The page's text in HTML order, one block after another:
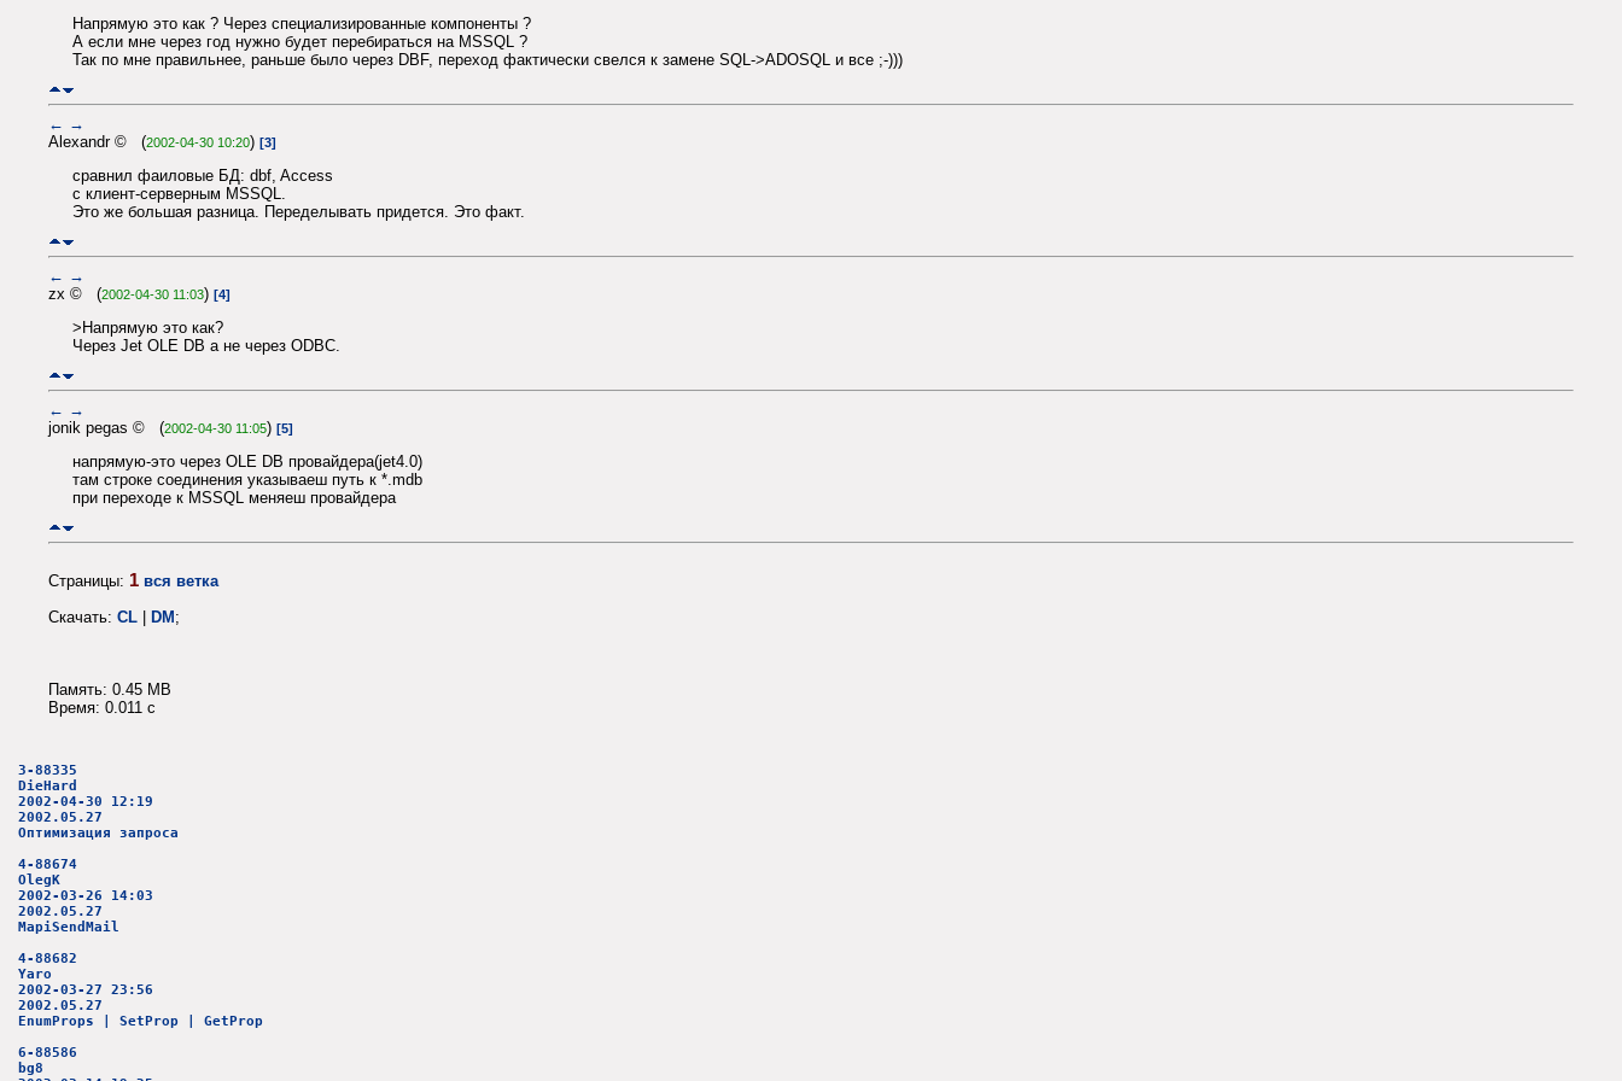
Напрямую это как ? Через специализированные компоненты ?
А если мне через год нужно будет перебираться на MSSQL ?
Так по мне правильнее, раньше было через DBF, переход фактически свелся к замене SQL->ADOSQL и все ;-)))
← →
Alexandr © (2002-04-30 10:20) [3]
сравнил фаиловые БД: dbf, Access
с клиент-серверным MSSQL.
Это же большая разница. Переделывать придется. Это факт.
← →
zx © (2002-04-30 11:03) [4]
>Напрямую это как?
Через Jet OLE DB а не через ODBC.
← →
jonik pegas © (2002-04-30 11:05) [5]
напрямую-это через OLE DB провайдера(jet4.0)
там строке соединения указываеш путь к *.mdb
при переходе к MSSQL меняеш провайдера
Страницы: 1 вся ветка
Скачать: CL | DM;
Память: 0.45 MB
Время: 0.011 c
3-88335
DieHard
2002-04-30 12:19
2002.05.27
Оптимизация запроса
4-88674
OlegK
2002-03-26 14:03
2002.05.27
MapiSendMail
4-88682
Yaro
2002-03-27 23:56
2002.05.27
EnumProps | SetProp | GetProp
6-88586
bg8